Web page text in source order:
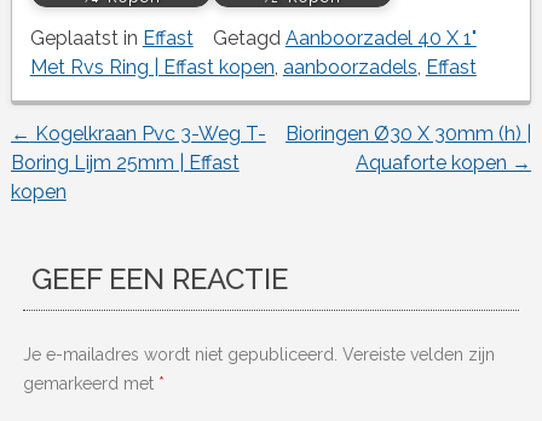
Geplaatst in Effast Getagd Aanboorzadel 40 X 1"
Met Rvs Ring | Effast kopen aanboorzadels Effast
Berichtnavigatie
← Kogelkraan Pvc 3-Weg T-
Boring Lijm 25mm | Effast
kopen
Bioringen Ø30 X 30mm (h) |
Aquaforte kopen →
GEEF EEN REACTIE
Je e-mailadres wordt niet gepubliceerd. Vereiste velden zijn
gemarkeerd met *